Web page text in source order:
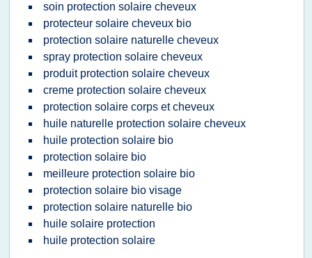
soin protection solaire cheveux
protecteur solaire cheveux bio
protection solaire naturelle cheveux
spray protection solaire cheveux
produit protection solaire cheveux
creme protection solaire cheveux
protection solaire corps et cheveux
huile naturelle protection solaire cheveux
huile protection solaire bio
protection solaire bio
meilleure protection solaire bio
protection solaire bio visage
protection solaire naturelle bio
huile solaire protection
huile protection solaire